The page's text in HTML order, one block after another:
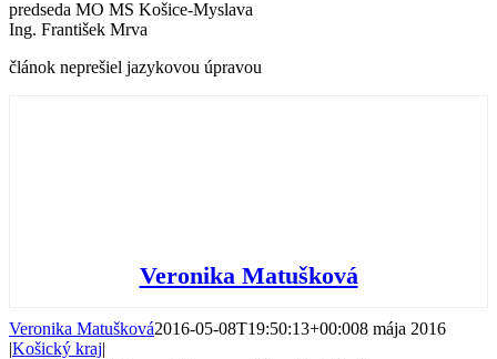
predseda MO MS Košice-Myslava
Ing. František Mrva
článok neprešiel jazykovou úpravou
Veronika Matušková
Veronika Matušková2016-05-08T19:50:13+00:008 mája 2016
|Košický kraj|